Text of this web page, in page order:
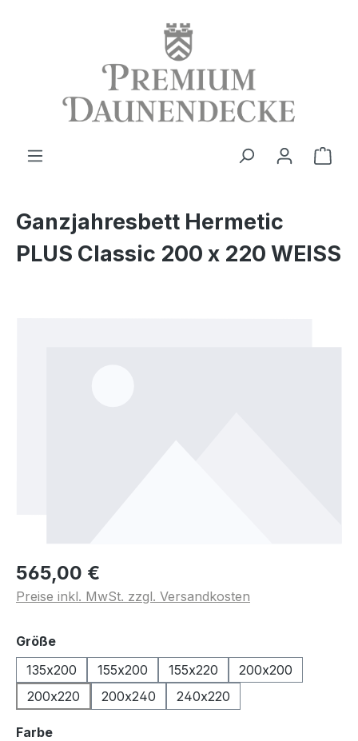
Ganzjahresbett Hermetic
PLUS Classic 200 x 220 WEISS
565,00 €
Preise inkl. MwSt. zzgl. Versandkosten
Größeauswählen
135x200
155x200 155x220
200x200
200x220
200x240 240x220
Farbeauswählen